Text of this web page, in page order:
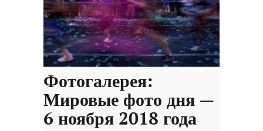
Фотогалерея:
Мировые фото дня —
6 ноября 2018 года